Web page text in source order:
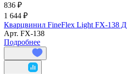
836 ₽
1 644 ₽
Кварцвинил FineFlex Light FX-138
Арт. FX-138
Подробнее